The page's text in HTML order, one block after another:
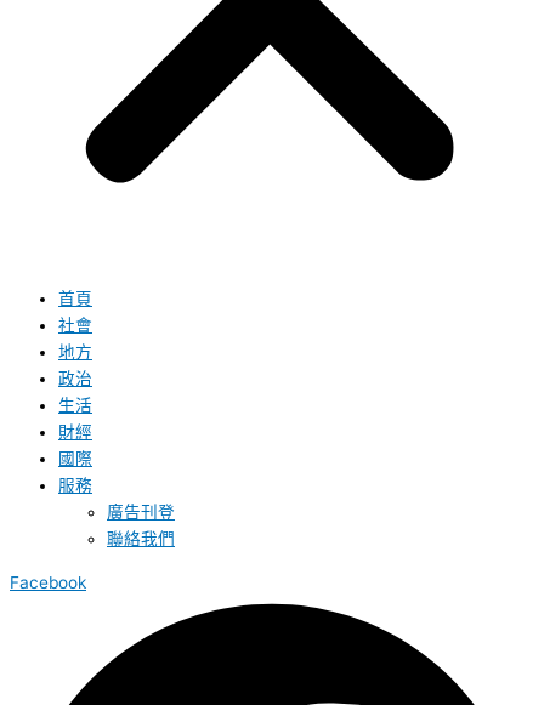
首頁
社會
地方
政治
生活
財經
國際
服務
廣告刊登
聯絡我們
Facebook